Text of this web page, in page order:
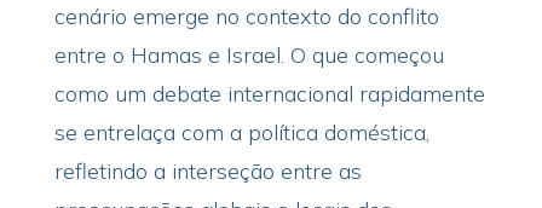
cenário emerge no contexto do conflito
entre o Hamas e Israel. O que começou
como um debate internacional rapidamente
se entrelaça com a política doméstica,
refletindo a interseção entre as